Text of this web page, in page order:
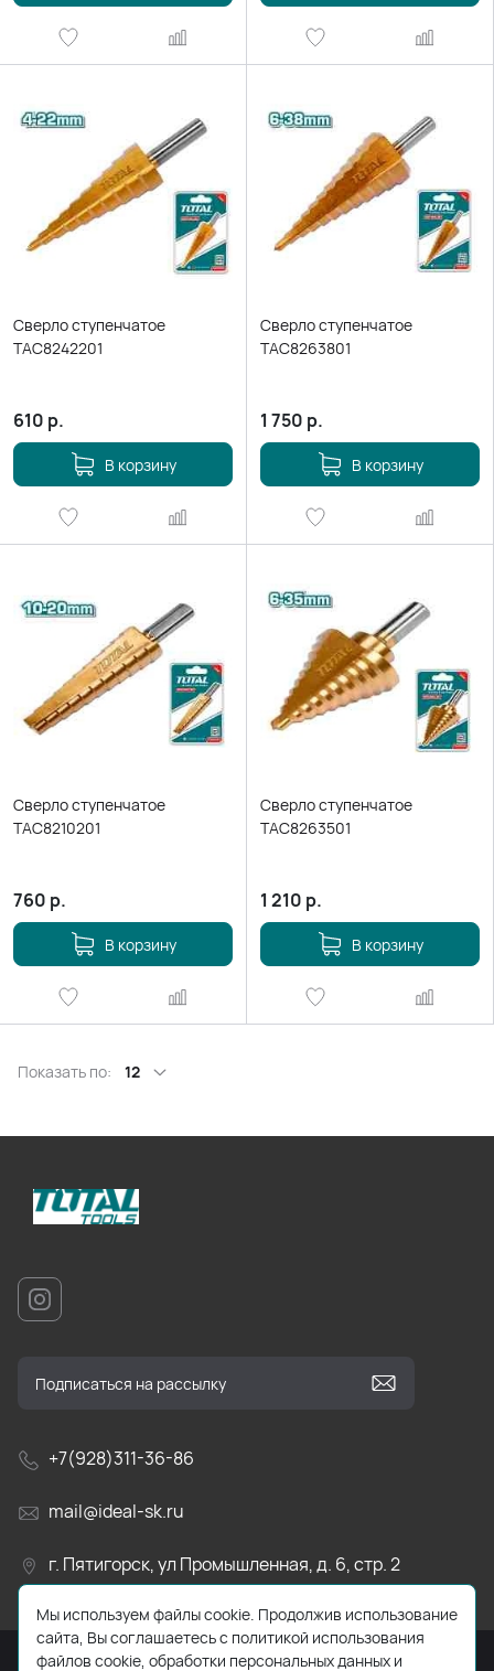
Сверло ступенчатое
TAC8242201
610 р.
В корзину
Сверло ступенчатое
TAC8263801
1 750 р.
В корзину
Сверло ступенчатое
TAC8210201
760 р.
В корзину
Сверло ступенчатое
TAC8263501
1 210 р.
В корзину
Показать по: 12
+7(928)311-36-86
mail@ideal-sk.ru
г. Пятигорск, ул Промышленная, д. 6, стр. 2
Мы используем файлы cookie. Продолжив использование
сайта, Вы соглашаетесь с политикой использования
файлов cookie, обработки персональных данных и